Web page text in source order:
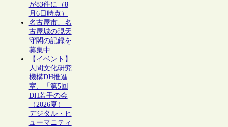
が83件に（8
月6日時点）
名古屋市、名
古屋城の現天
守閣の記録を
募集中
【イベント】
人間文化研究
機構DH推進
室、「第5回
DH若手の会
（2026夏）―
デジタル・ヒ
ューマニティ